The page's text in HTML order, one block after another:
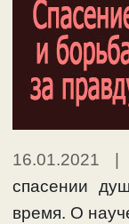
16.01.2021 |
спасении
время. О